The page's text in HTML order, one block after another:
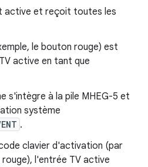
active et reçoit toutes les
le bouton rouge) est
active en tant que
s'intègre à la pile MHEG-5 et
système
.
clavier d'activation (par
l'entrée TV active